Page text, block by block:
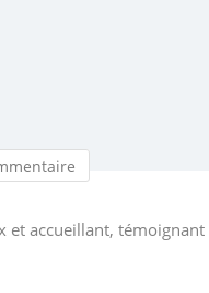
accueillant, témoignant